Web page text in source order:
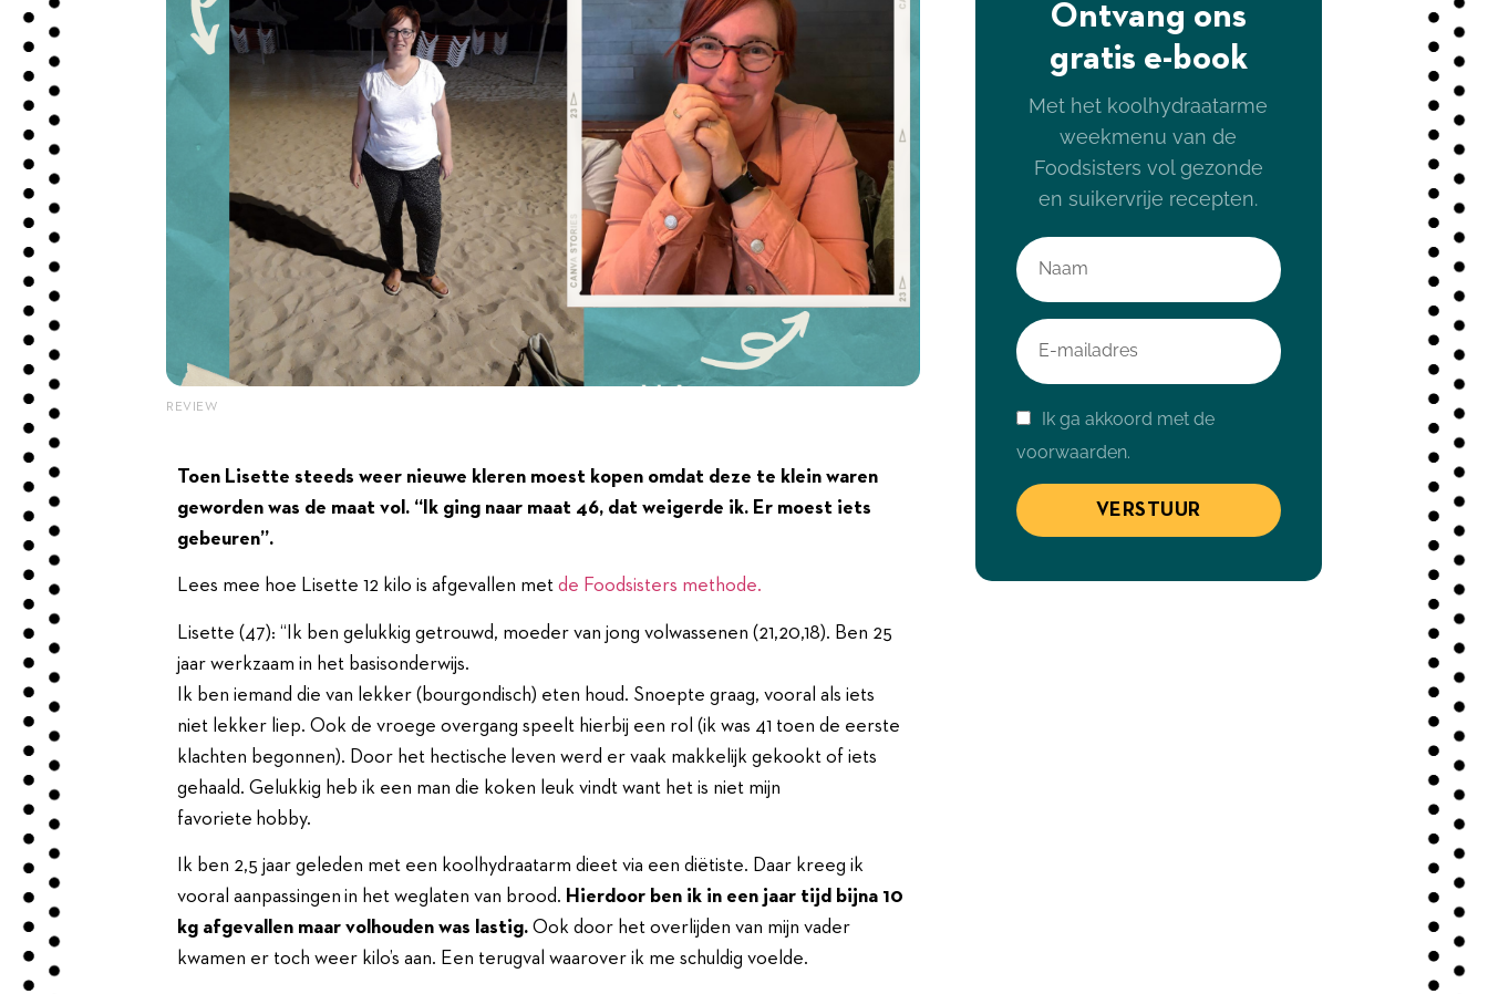
REVIEW
Toen Lisette steeds weer nieuwe kleren moest kopen omdat deze te klein waren
geworden was de maat vol. “Ik ging naar maat 46, dat weigerde ik. Er moest iets
gebeuren”.
Lees mee hoe Lisette 12 kilo is afgevallen met de Foodsisters methode.
Lisette (47): “Ik ben gelukkig getrouwd, moeder van jong volwassenen (21,20,18). Ben 25
jaar werkzaam in het basisonderwijs.
Ik ben iemand die van lekker (bourgondisch) eten houd. Snoepte graag, vooral als iets
niet lekker liep. Ook de vroege overgang speelt hierbij een rol (ik was 41 toen de eerste
klachten begonnen). Door het hectische leven werd er vaak makkelijk gekookt of iets
gehaald. Gelukkig heb ik een man die koken leuk vindt want het is niet mijn
favoriete hobby.
Ik ben 2,5 jaar geleden met een koolhydraatarm dieet via een diëtiste. Daar kreeg ik
vooral aanpassingen in het weglaten van brood. Hierdoor ben ik in een jaar tijd bijna 10
kg afgevallen maar volhouden was lastig. Ook door het overlijden van mijn vader
kwamen er toch weer kilo’s aan. Een terugval waarover ik me schuldig voelde.
Ontvang ons
gratis e-book
Met het koolhydraatarme
weekmenu van de
Foodsisters vol gezonde
en suikervrije recepten.
Ik ga akkoord met de
voorwaarden.
VERSTUUR